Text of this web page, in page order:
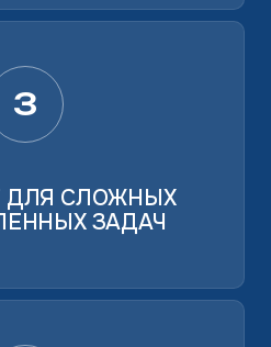
3
ДЛЯ СЛОЖНЫХ
ЗАДАЧ